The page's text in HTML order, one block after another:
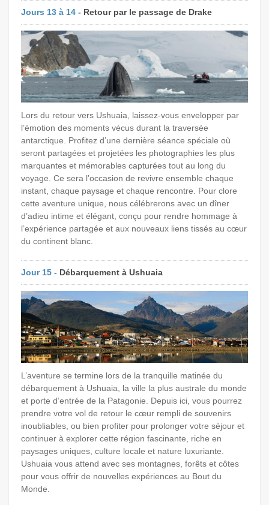
Jours 13 à 14 - Retour par le passage de Drake
Lors du retour vers Ushuaia, laissez-vous envelopper par
l’émotion des moments vécus durant la traversée
antarctique. Profitez d’une dernière séance spéciale où
seront partagées et projetées les photographies les plus
marquantes et mémorables capturées tout au long du
voyage. Ce sera l’occasion de revivre ensemble chaque
instant, chaque paysage et chaque rencontre. Pour clore
cette aventure unique, nous célébrerons avec un dîner
d’adieu intime et élégant, conçu pour rendre hommage à
l’expérience partagée et aux nouveaux liens tissés au cœur
du continent blanc.
Jour 15 - Débarquement à Ushuaia
L’aventure se termine lors de la tranquille matinée du
débarquement à Ushuaia, la ville la plus australe du monde
et porte d’entrée de la Patagonie. Depuis ici, vous pourrez
prendre votre vol de retour le cœur rempli de souvenirs
inoubliables, ou bien profiter pour prolonger votre séjour et
continuer à explorer cette région fascinante, riche en
paysages uniques, culture locale et nature luxuriante.
Ushuaia vous attend avec ses montagnes, forêts et côtes
pour vous offrir de nouvelles expériences au Bout du
Monde.